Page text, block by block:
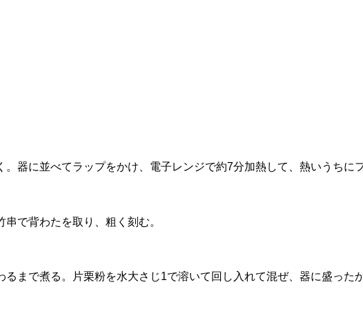
器に並べてラップをかけ、電子レンジで約7分加熱して、熱いうちに
で背わたを取り、粗く刻む。
まで煮る。片栗粉を水大さじ1で溶いて回し入れて混ぜ、器に盛った